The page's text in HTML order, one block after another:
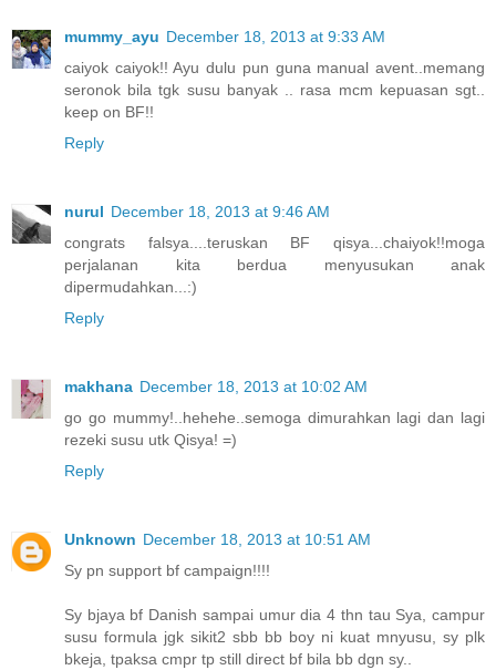
mummy_ayu December 18, 2013 at 9:33 AM
caiyok caiyok!! Ayu dulu pun guna manual avent..memang
seronok bila tgk susu banyak .. rasa mcm kepuasan sgt..
keep on BF!!
Reply
nurul December 18, 2013 at 9:46 AM
congrats falsya....teruskan BF qisya...chaiyok!!moga
perjalanan kita berdua menyusukan anak
dipermudahkan...:)
Reply
makhana December 18, 2013 at 10:02 AM
go go mummy!..hehehe..semoga dimurahkan lagi dan lagi
rezeki susu utk Qisya! =)
Reply
Unknown December 18, 2013 at 10:51 AM
Sy pn support bf campaign!!!!
Sy bjaya bf Danish sampai umur dia 4 thn tau Sya, campur
susu formula jgk sikit2 sbb bb boy ni kuat mnyusu, sy plk
bkeja, tpaksa cmpr tp still direct bf bila bb dgn sy..